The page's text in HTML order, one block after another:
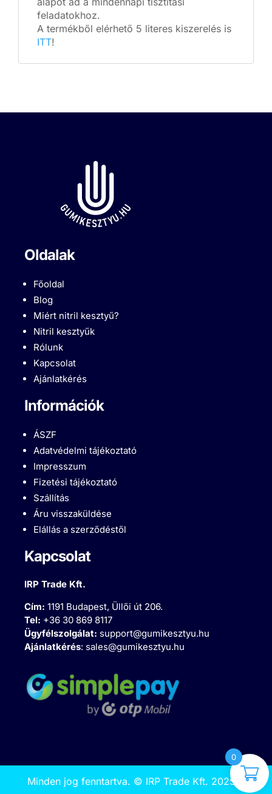
feladatokhoz.
A termékből elérhető 5 literes kiszerelés is
ITT!
Oldalak
Főoldal
Blog
Miért nitril kesztyű?
Nitril kesztyűk
Rólunk
Kapcsolat
Ajánlatkérés
Információk
ÁSZF
Adatvédelmi tájékoztató
Impresszum
Fizetési tájékoztató
Szállítás
Áru visszaküldése
Elállás a szerződéstől
Kapcsolat
IRP Trade Kft.
Cím:1191 Budapest, Üllői út 206.
Tel: +36 30 869 8117
Ügyfélszolgálat: support@gumikesztyu.hu
Ajánlatkérés: sales@gumikesztyu.hu
Minden jog fenntartva. © IRP Trade Kft. 2025
0